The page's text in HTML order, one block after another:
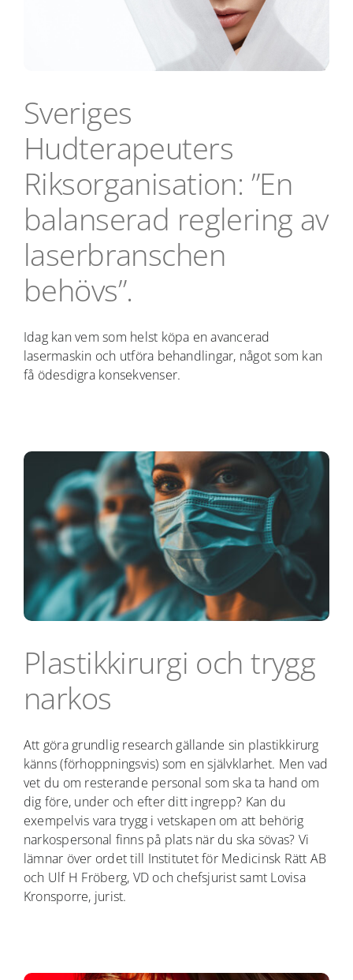
Sveriges
Hudterapeuters
Riksorganisation: ”En
balanserad reglering av
laserbranschen
behövs”.
Idag kan vem som helst köpa en avancerad
lasermaskin och utföra behandlingar, något som kan
få ödesdigra konsekvenser.
Plastikkirurgi och trygg
narkos
Att göra grundlig research gällande sin plastikkirurg
känns (förhoppningsvis) som en självklarhet. Men vad
vet du om resterande personal som ska ta hand om
dig före, under och efter ditt ingrepp? Kan du
exempelvis vara trygg i vetskapen om att behörig
narkospersonal finns på plats när du ska sövas? Vi
lämnar över ordet till Institutet för Medicinsk Rätt AB
och Ulf H Fröberg, VD och chefsjurist samt Lovisa
Kronsporre, jurist.